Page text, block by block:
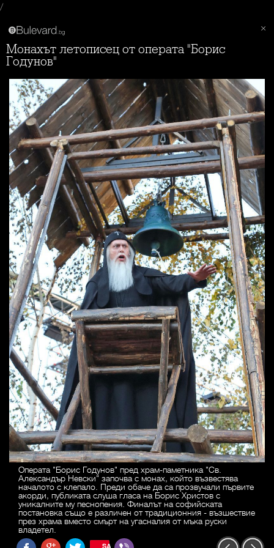
/
Монахът летописец от операта "Борис
Годунов"
Операта "Борис Годунов" пред храм-паметника "Св.
Александър Невски" започва с монах, който възвестява
началото с клепало. Преди обаче да са прозвучали първите
акорди, публиката слуша гласа на Борис Христов с
уникалните му песнопения. Финалът на софийската
постановка също е различен от традиционния - възшествие
през храма вместо смърт на угасналия от мъка руски
владетел.
SAVE